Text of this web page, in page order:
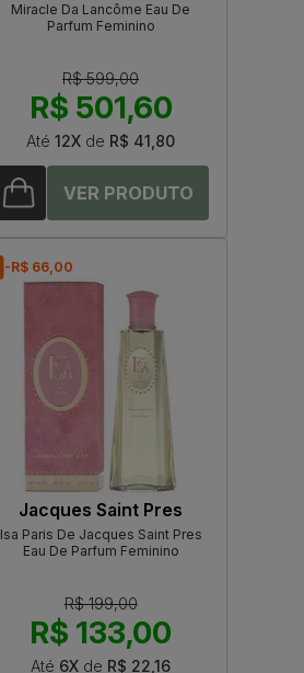
Miracle Da Lancôme Eau De
Parfum Feminino
R$ 599,00
R$ 501,60
Até 12X de R$ 41,80
-R$ 66,00
Jacques Saint Pres
Isa Paris De Jacques Saint Pres
Eau De Parfum Feminino
R$ 199,00
R$ 133,00
Até 6X de R$ 22,16